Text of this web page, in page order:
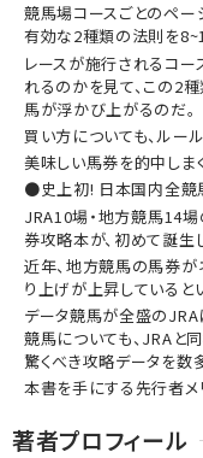
競馬場コースごとのペー
有効な2種類の法則を
レースが施行されるコー
れるのかを見て、この2
馬が浮かび上がるのだ。
買い方についても、ルー
美味しい馬券を的中しま
●史上初! 日本国内全競
JRA10場・地方競馬14
券攻略本が、初めて誕生
近年、地方競馬の馬券が
り上げが上昇しているとい
データ競馬が全盛のJRA
競馬についても、JRAと
驚くべき攻略データを数
本書を手にする先行者メ
著者プロフィール